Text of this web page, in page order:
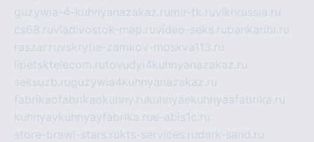
guzywia-4-kuhnyanazakaz.ru mir-tk.ruvlknrussia.ru
cs68.ruvladivostok-map.ruvideo-seks.rubankaribi.ru
raszar.ruvskrytie-zamkov-moskva113.ru
lipetsktelecom.rutovudyi4kuhnyanazakaz.ru
seksuzb.ruguzywia4kuhnyanazakaz.ru
fabrikaofabrikaokuhny.rukuhnyaekuhnyaafabrika.ru
kuhnyaykuhnyayfabrika.rue-abis1c.ru
store-brawl-stars.rukts-services.rudark-sand.ru